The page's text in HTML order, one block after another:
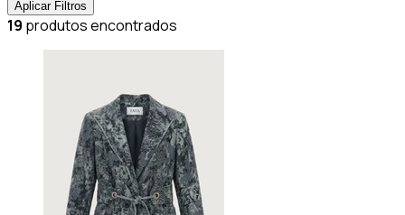
Aplicar Filtros
19 produtos encontrados